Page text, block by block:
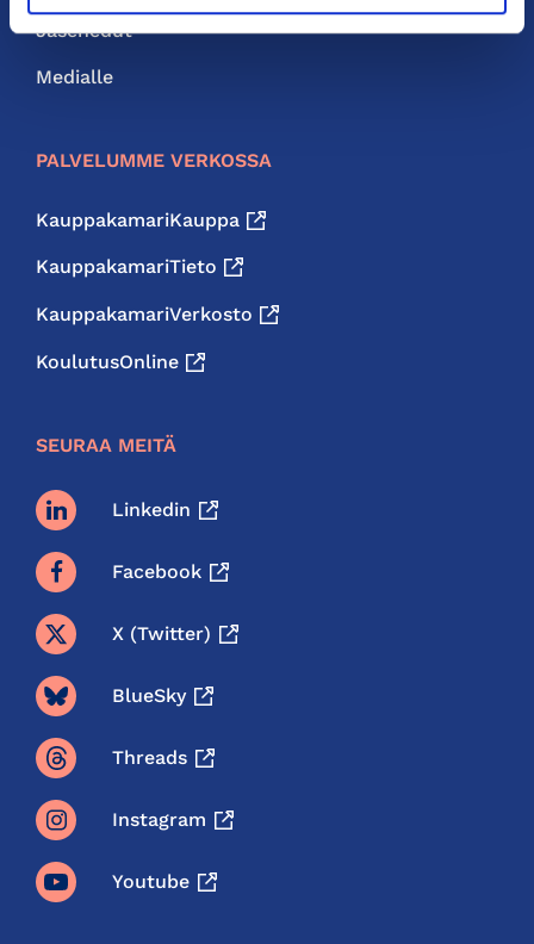
Jäsenedut
Medialle
PALVELUMME VERKOSSA
KauppakamariKauppa
KauppakamariTieto
KauppakamariVerkosto
KoulutusOnline
SEURAA MEITÄ
Linkedin
Facebook
X (twitter)
BlueSky
Threads
Instagram
Youtube